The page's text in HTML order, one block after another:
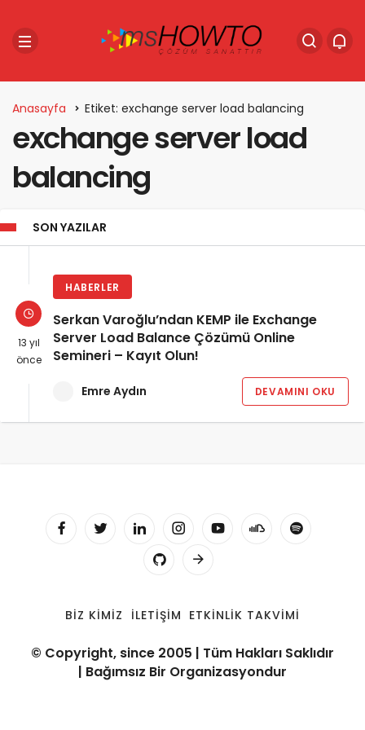
Anasayfa Etiket: exchange server load balancing
exchange server load
balancing
SON YAZILAR
13 yıl
önce
HABERLER
Serkan Varoğlu’ndan KEMP ile Exchange
Server Load Balance Çözümü Online
Semineri – Kayıt Olun!
Emre Aydın DEVAMINI OKU
BIZ KIMIZ İLETIŞIM ETKINLIK TAKVIMI
© Copyright, since 2005 | Tüm Hakları Saklıdır
| Bağımsız Bir Organizasyondur